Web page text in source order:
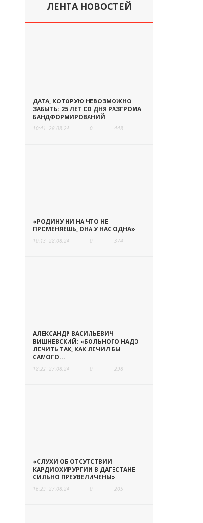
ЛЕНТА НОВОСТЕЙ
ДАТА, КОТОРУЮ НЕВОЗМОЖНО
ЗАБЫТЬ: 25 ЛЕТ СО ДНЯ РАЗГРОМА
БАНДФОРМИРОВАНИЙ
10:41 28.08.24 0 448
«РОДИНУ НИ НА ЧТО НЕ
ПРОМЕНЯЕШЬ, ОНА У НАС ОДНА»
10:13 28.08.24 0 374
АЛЕКСАНДР ВАСИЛЬЕВИЧ
ВИШНЕВСКИЙ: «БОЛЬНОГО НАДО
ЛЕЧИТЬ ТАК, КАК ЛЕЧИЛ БЫ
САМОГО...
18:22 27.08.24 0 298
«СЛУХИ ОБ ОТСУТСТВИИ
КАРДИОХИРУРГИИ В ДАГЕСТАНЕ
СИЛЬНО ПРЕУВЕЛИЧЕНЫ»
16:29 27.08.24 0 205